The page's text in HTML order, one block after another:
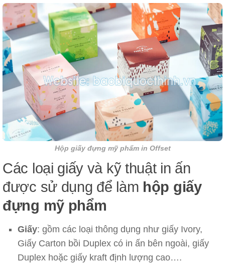
Hộp giấy đựng mỹ phẩmin Offset
Các loại giấy và kỹ thuật in ấn
được sử dụng để làm hộp giấy
đựng mỹ phẩm
Giấy: gồm các loại thông dụng như giấy Ivory,
Giấy Carton bồi Duplex có in ấn bên ngoài, giấy
Duplex hoặc giấy kraft định lượng cao….